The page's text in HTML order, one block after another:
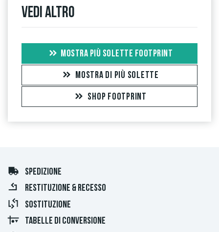
Vedi altro
MOSTRA PIÙ SOLETTE FOOTPRINT
MOSTRA DI PIÙ SOLETTE
SHOP FOOTPRINT
SPEDIZIONE
RESTITUZIONE & RECESSO
SOSTITUZIONE
TABELLE DI CONVERSIONE